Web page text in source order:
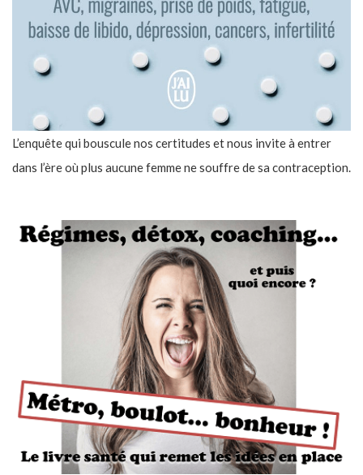
L’enquête qui bouscule nos certitudes et nous invite à entrer
dans l’ère où plus aucune femme ne souffre de sa contraception.